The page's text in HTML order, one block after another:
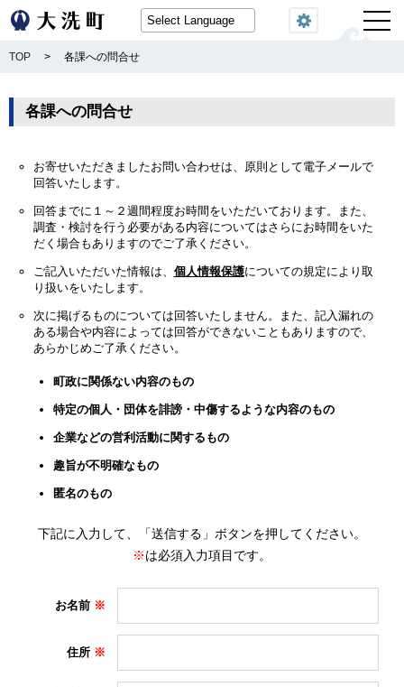
閲覧機能
TOP > 各課への問合せ
各課への問合せ
お寄せいただきましたお問い合わせは、原則として電子メールで
回答いたします。
回答までに１～２週間程度お時間をいただいております。また、
調査・検討を行う必要がある内容についてはさらにお時間をいた
だく場合もありますのでご了承ください。
ご記入いただいた情報は、 個人情報保護についての規定により取
り扱いをいたします。
次に掲げるものについては回答いたしません。また、記入漏れの
ある場合や内容によっては回答ができないこともありますので、
あらかじめご了承ください。
町政に関係ない内容のもの
特定の個人・団体を誹謗・中傷するような内容のもの
企業などの営利活動に関するもの
趣旨が不明確なもの
匿名のもの
下記に入力して、「送信する」ボタンを押してください。
※は必須入力項目です。
お名前
住所